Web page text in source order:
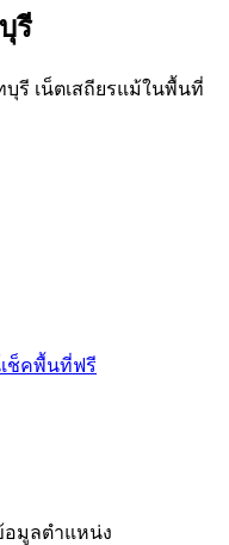
รี
รี เน็ตเสถียรแม้ในพื้นที่
ช็คพื้นที่ฟรี
มูลตำแหน่ง